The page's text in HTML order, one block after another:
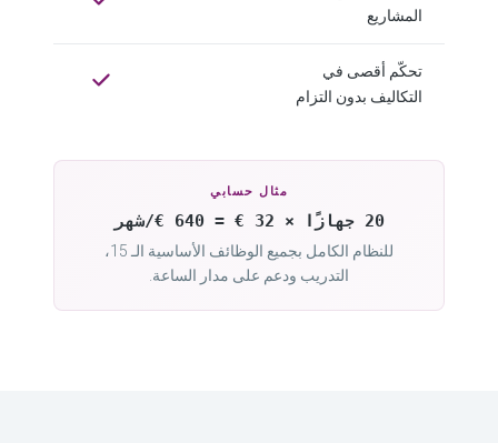
المشاريع
تحكّم أقصى في
التكاليف بدون التزام
مثال حسابي
20 جهازًا × 32 € = 640 €/شهر
للنظام الكامل بجميع الوظائف الأساسية الـ 15،
التدريب ودعم على مدار الساعة.